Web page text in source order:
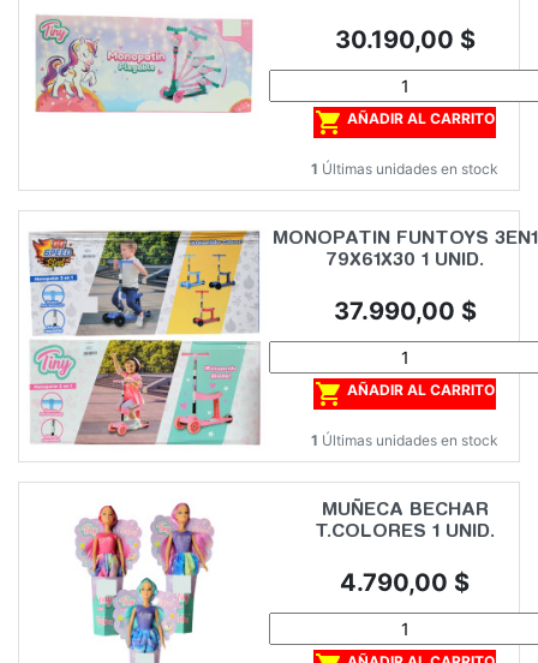
Precio
30.190,00 $
 AÑADIR AL CARRITO
1 Últimas unidades en stock
MONOPATIN FUNTOYS 3EN1
79X61X30 1 UNID.
Precio
37.990,00 $
 AÑADIR AL CARRITO
1 Últimas unidades en stock
MUÑECA BECHAR
T.COLORES 1 UNID.
Precio
4.790,00 $